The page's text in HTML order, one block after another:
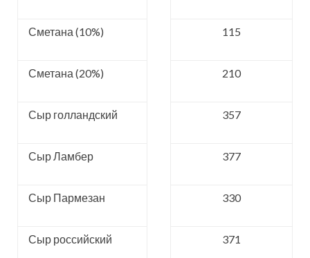
Сметана (10%) 115
Сметана (20%) 210
Сыр голландский 357
Сыр Ламбер 377
Сыр Пармезан 330
Сыр российский 371